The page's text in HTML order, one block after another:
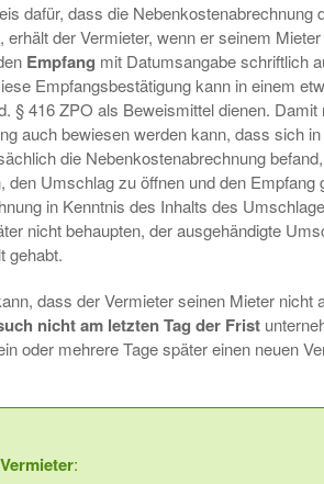
dafür, dass die Nebenkostenabrechnung
erhält der Vermieter, wenn er seinem
Empfang mit Datumsangabe schriftlich
Empfangsbestätigung kann in einem
§ 416 ZPO als Beweismittel dienen. Damit
auch bewiesen werden kann, dass sich
die Nebenkostenabrechnung
den Umschlag zu öffnen und den Empfang
in Kenntnis des Inhalts des
nicht behaupten, der ausgehändigte
gehabt.
dass der Vermieter seinen Mieter nicht
nicht am letzten Tag der Frist
oder mehrere Tage später einen neuen
: